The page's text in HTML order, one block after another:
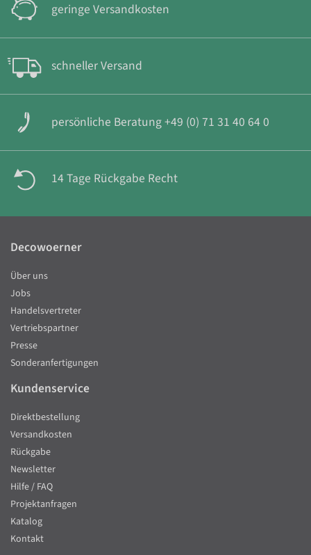
geringe Versandkosten
schneller Versand
persönliche Beratung +49 (0) 71 31 40 64 0
14 Tage Rückgabe Recht
Decowoerner
Über uns
Jobs
Handelsvertreter
Vertriebspartner
Presse
Sonderanfertigungen
Kundenservice
Direktbestellung
Versandkosten
Rückgabe
Newsletter
Hilfe / FAQ
Projektanfragen
Katalog
Kontakt